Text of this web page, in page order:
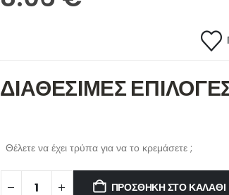
ΔΙΑΘΕΣΙΜΕΣ
Θέλετε να έχει τρύπα για να το κρεμάσετε ;
ΠΡΟΣΘΉΚΗ ΣΤΟ ΚΑΛΆΘΙ